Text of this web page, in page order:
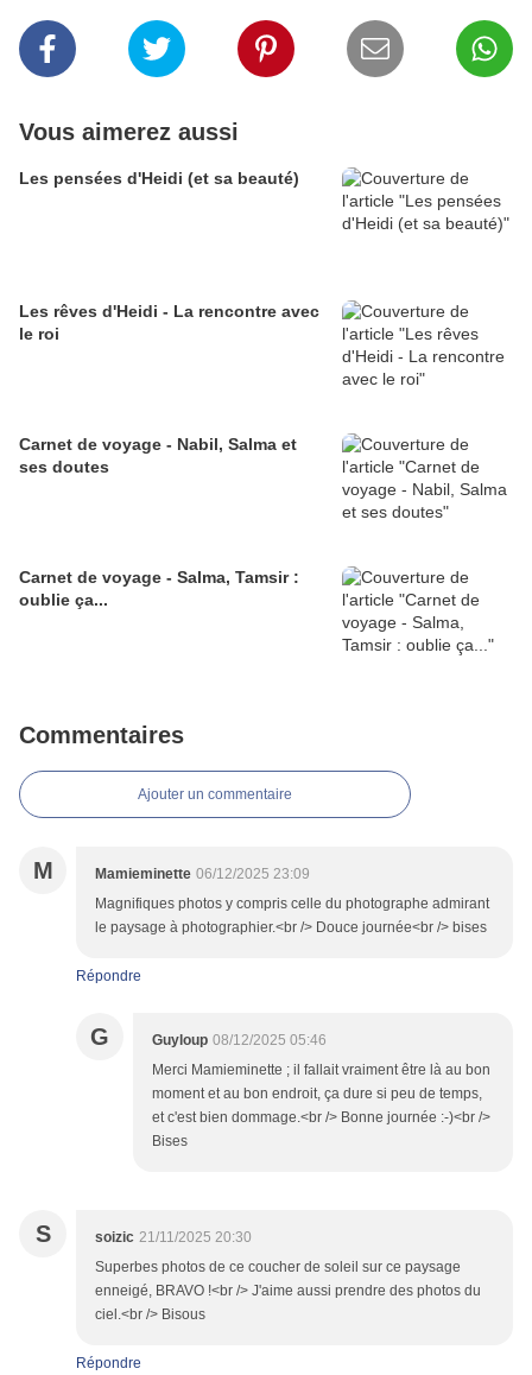
Vous aimerez aussi
Les pensées d'Heidi (et sa beauté)
Les rêves d'Heidi - La rencontre avec
le roi
Carnet de voyage - Nabil, Salma et
ses doutes
Carnet de voyage - Salma, Tamsir :
oublie ça...
Commentaires
Ajouter un commentaire
M Mamieminette 06/12/2025 23:09
Magnifiques photos y compris celle du photographe admirant
le paysage à photographier.<br /> Douce journée<br /> bises
Répondre
G Guyloup 08/12/2025 05:46
Merci Mamieminette ; il fallait vraiment être là au bon
moment et au bon endroit, ça dure si peu de temps,
et c'est bien dommage.<br /> Bonne journée :-)<br />
Bises
S soizic 21/11/2025 20:30
Superbes photos de ce coucher de soleil sur ce paysage
enneigé, BRAVO !<br /> J'aime aussi prendre des photos du
ciel.<br /> Bisous
Répondre